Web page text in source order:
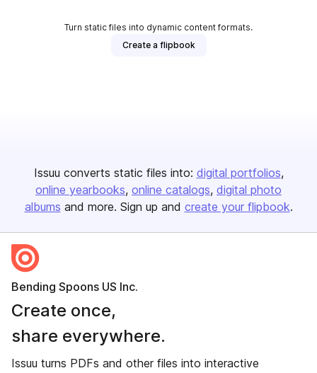
Turn static files into dynamic content formats.
Create a flipbook
Issuu converts static files into: digital portfolios
online yearbooks online catalogs digital photo
albums and more. Sign up and create your flipbook.
Bending Spoons US Inc.
Create once,
share everywhere.
Issuu turns PDFs and other files into interactive